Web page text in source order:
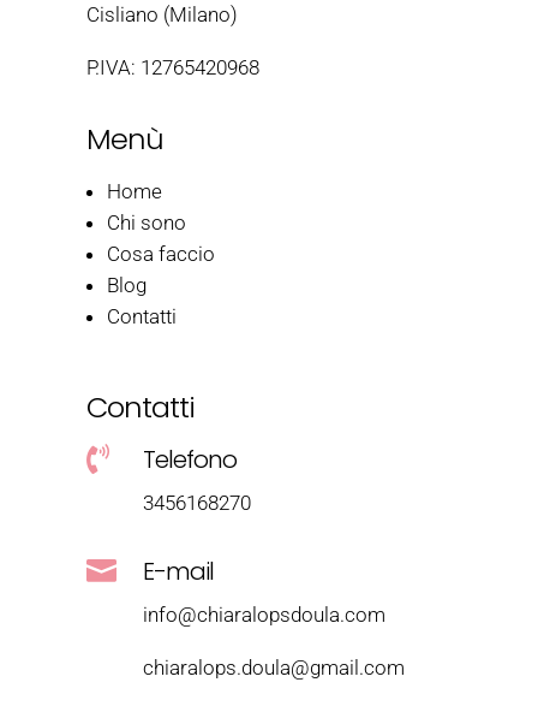
Cisliano (Milano)
P.IVA: 12765420968
Menù
Home
Chi sono
Cosa faccio
Blog
Contatti
Contatti
 Telefono
3456168270
 E-mail
info@chiaralopsdoula.com
chiaralops.doula@gmail.com